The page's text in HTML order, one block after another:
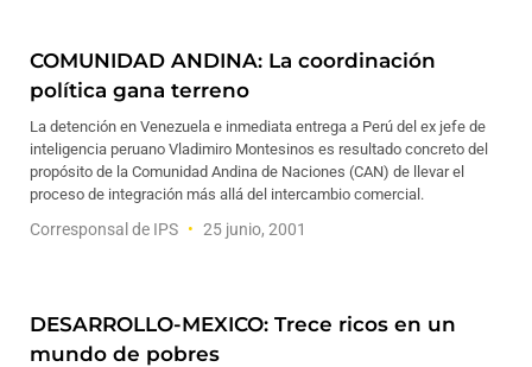
COMUNIDAD ANDINA: La coordinación
política gana terreno
La detención en Venezuela e inmediata entrega a Perú del ex jefe de
inteligencia peruano Vladimiro Montesinos es resultado concreto del
propósito de la Comunidad Andina de Naciones (CAN) de llevar el
proceso de integración más allá del intercambio comercial.
Corresponsal de IPS 25 junio, 2001
DESARROLLO-MEXICO: Trece ricos en un
mundo de pobres